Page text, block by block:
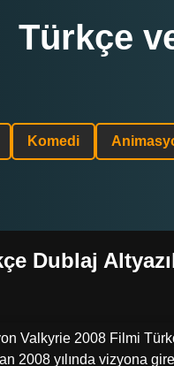
Türkçe
Komedi
Dublaj
Valkyrie 2008 Filmi
2008 yılında vizyona